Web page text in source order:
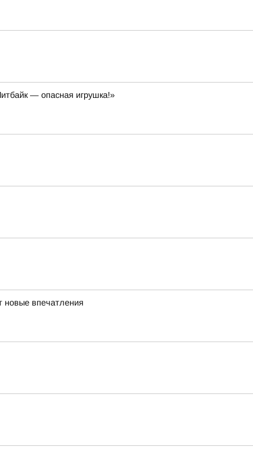
— опасная игрушка!»
новые впечатления